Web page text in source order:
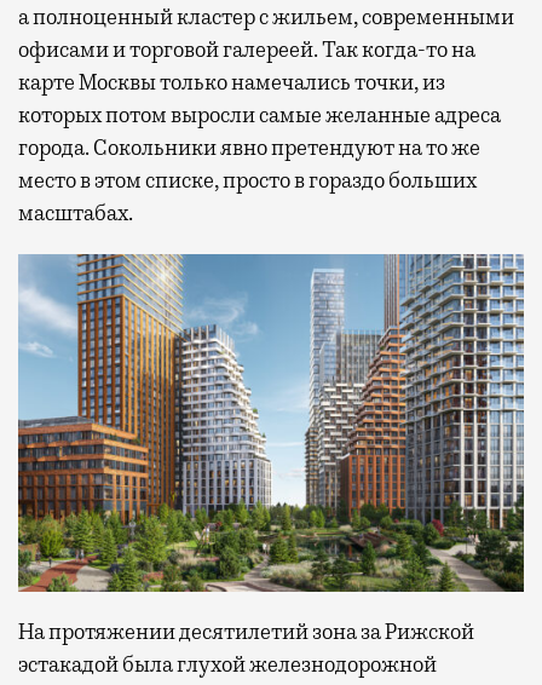
а полноценный кластер с жильем, современными
офисами и торговой галереей. Так когда-то на
карте Москвы только намечались точки, из
которых потом выросли самые желанные адреса
города. Сокольники явно претендуют на то же
место в этом списке, просто в гораздо больших
масштабах.
На протяжении десятилетий зона за Рижской
эстакадой была глухой железнодорожной